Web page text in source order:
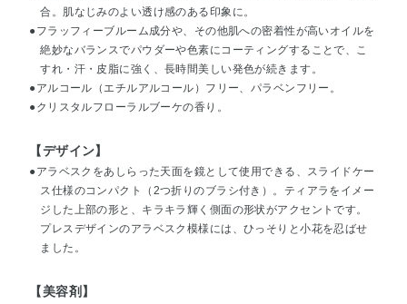
合。肌なじみのよい透け感のある印象に。
●フラッフィーブルーム成分や、その他肌への密着性が高いオイルを
絶妙なバランスでパウダーや色素にコーティングすることで、こ
すれ・汗・皮脂に強く、長時間美しい発色が続きます。
●アルコール（エチルアルコール）フリー、パラベンフリー。
●クリスタルフローラルブーケの香り。
【デザイン】
●アラベスクをあしらった天面を鏡として使用できる、スライドケー
ス仕様のコンパクト（2つ折りのブラシ付き）。ティアラをイメー
ジした上部の形と、キラキラ輝く側面の形状がアクセントです。
プレスデザインのアラベスク模様には、ひっそりと小花を忍ばせ
ました。
【美容剤】